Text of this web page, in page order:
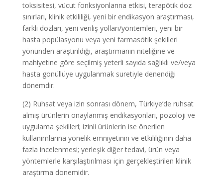
toksisitesi, vücut fonksiyonlarına etkisi, terapötik doz
sınırları, klinik etkililiği, yeni bir endikasyon araştırması,
farklı dozları, yeni veriliş yolları/yöntemleri, yeni bir
hasta popülasyonu veya yeni farmasötik şekilleri
yönünden araştırıldığı, araştırmanın niteliğine ve
mahiyetine göre seçilmiş yeterli sayıda sağlıklı ve/veya
hasta gönüllüye uygulanmak suretiyle denendiği
dönemdir.
(2) Ruhsat veya izin sonrası dönem, Türkiye’de ruhsat
almış ürünlerin onaylanmış endikasyonları, pozoloji ve
uygulama şekilleri; izinli ürünlerin ise önerilen
kullanımlarına yönelik emniyetinin ve etkililiğinin daha
fazla incelenmesi; yerleşik diğer tedavi, ürün veya
yöntemlerle karşılaştırılması için gerçekleştirilen klinik
araştırma dönemidir.